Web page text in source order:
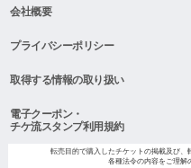
会社概要
プライバシーポリシー
取得する情報の取り扱い
電子クーポン・
チケ流スタンプ利用規約
転売目的で購入したチケットの掲載及び、
各種法令の内容をご理解